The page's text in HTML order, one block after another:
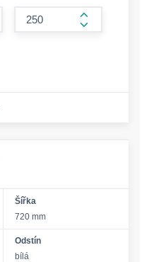
form.increase-
Šířka
720 mm
Odstín
bílá